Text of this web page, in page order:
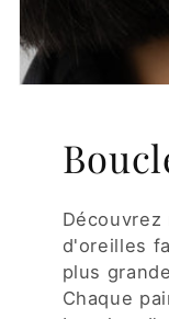
d'oreilles
plus
Chaque